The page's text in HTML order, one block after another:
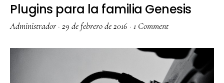
Plugins para la familia Genesis
Administrador · 29 de febrero de 2016 · 1 Comment